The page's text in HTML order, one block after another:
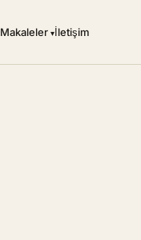
Makaleler İletişim